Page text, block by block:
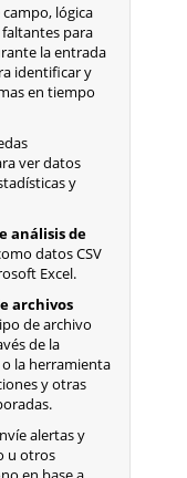
lógica
para
la entrada
identificar y
en tiempo
ver datos
y
análisis de
datos CSV
Excel.
archivos
de archivo
de la
la herramienta
y otras
alertas y
u otros